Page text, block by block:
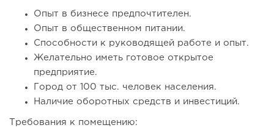
133 10
Опыт в бизнесе предпочтителен.
Опыт в общественном питании.
Способности к руководящей работе и опыт.
Желательно иметь готовое открытое
предприятие.
Город от 100 тыс. человек населения.
Наличие оборотных средств и инвестиций.
Требования к помещению: